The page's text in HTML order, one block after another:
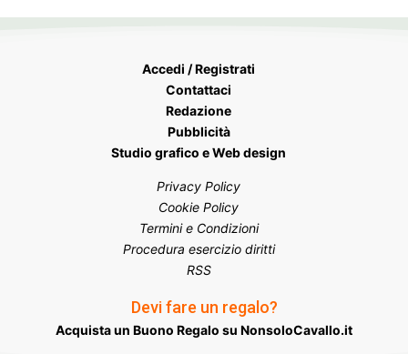
Accedi / Registrati
Contattaci
Redazione
Pubblicità
Studio grafico e Web design
Privacy Policy
Cookie Policy
Termini e Condizioni
Procedura esercizio diritti
RSS
Devi fare un regalo?
Acquista un Buono Regalo su NonsoloCavallo.it